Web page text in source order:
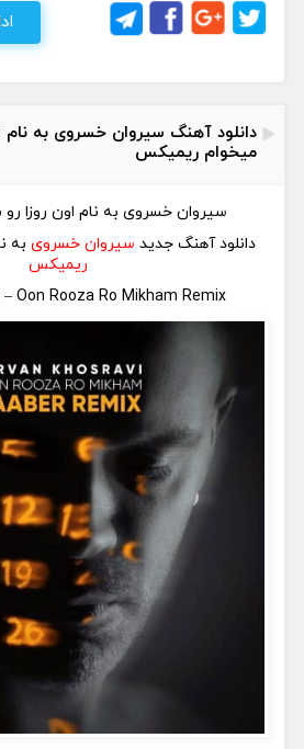
دانلود آهنگ سیروان خسروی به نام
میخوام ریمیکس
سیروان خسروی به نام اون روزا
دانلود آهنگ جدید سیروان خسروی به
ریمیکس
Oon Rooza Ro Mikham Remix